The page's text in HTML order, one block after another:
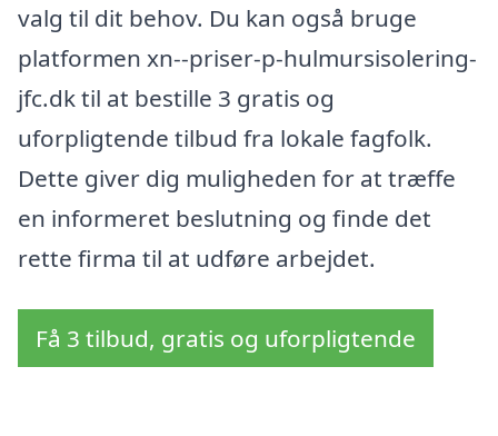
valg til dit behov. Du kan også bruge
platformen xn--priser-p-hulmursisolering-
jfc.dk til at bestille 3 gratis og
uforpligtende tilbud fra lokale fagfolk.
Dette giver dig muligheden for at træffe
en informeret beslutning og finde det
rette firma til at udføre arbejdet.
Få 3 tilbud, gratis og uforpligtende